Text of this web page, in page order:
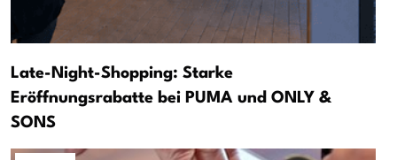
Late-Night-Shopping: Starke
Eröffnungsrabatte bei PUMA und ONLY &
SONS